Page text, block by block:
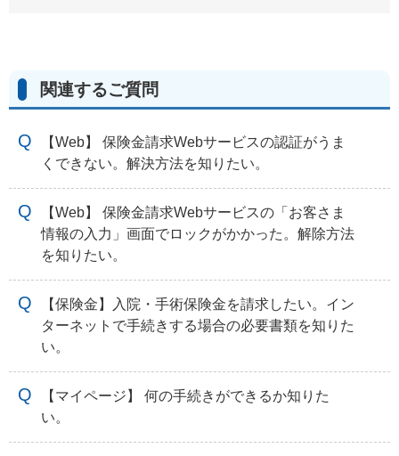
関連するご質問
【Web】 保険金請求Webサービスの認証がうま
くできない。解決方法を知りたい。
【Web】 保険金請求Webサービスの「お客さま
情報の入力」画面でロックがかかった。解除方法
を知りたい。
【保険金】入院・手術保険金を請求したい。イン
ターネットで手続きする場合の必要書類を知りた
い。
【マイページ】 何の手続きができるか知りた
い。